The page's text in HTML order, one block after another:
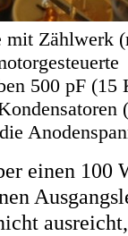
Zählwerk
500 pF
einen 100